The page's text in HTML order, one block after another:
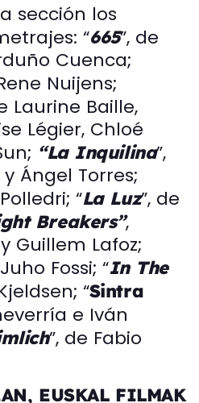
sección los
“665”, de
Cuenca;
Nuijens;
Laurine Baille,
Légier, Chloé
“La Inquilina”,
Ángel Torres;
“La Luz”, de
Breakers”,
Guillem Lafoz;
Fossi; “In The
“Sintra
e Iván
”, de Fabio
EUSKAL FILMAK